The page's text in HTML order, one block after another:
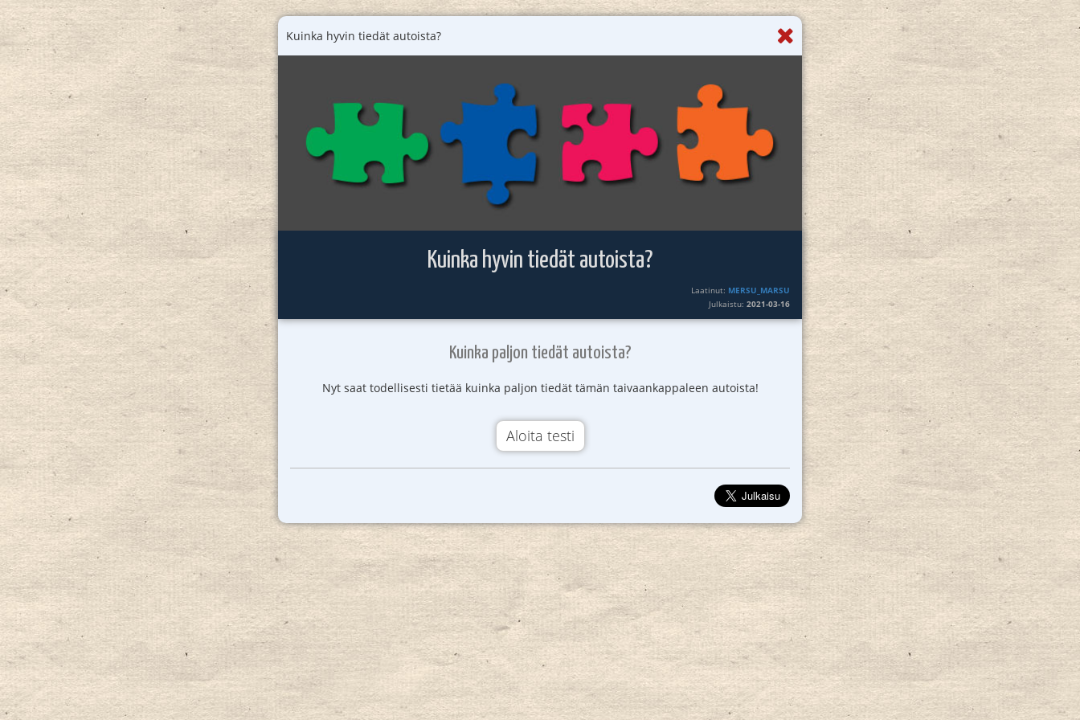
Kuinka hyvin tiedät autoista?
Kuinka hyvin tiedät autoista?
Laatinut: MERSU_MARSU
Julkaistu:2021-03-16
Kuinka paljon tiedät autoista?
Nyt saat todellisesti tietää kuinka paljon tiedät tämän taivaankappaleen autoista!
Aloita testi